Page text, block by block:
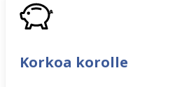
Korkoa korolle